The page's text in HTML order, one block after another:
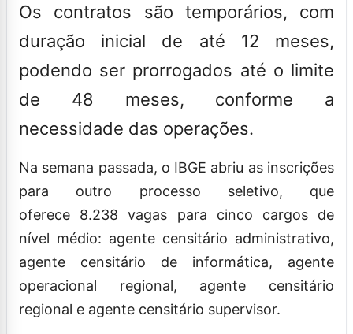
Os contratos são temporários, com
duração inicial de até 12 meses,
podendo ser prorrogados até o limite
de 48 meses, conforme a
necessidade das operações.
Na semana passada, o IBGE abriu as inscrições
para outro processo seletivo, que
oferece 8.238 vagas para cinco cargos de
nível médio: agente censitário administrativo,
agente censitário de informática, agente
operacional regional, agente censitário
regional e agente censitário supervisor.